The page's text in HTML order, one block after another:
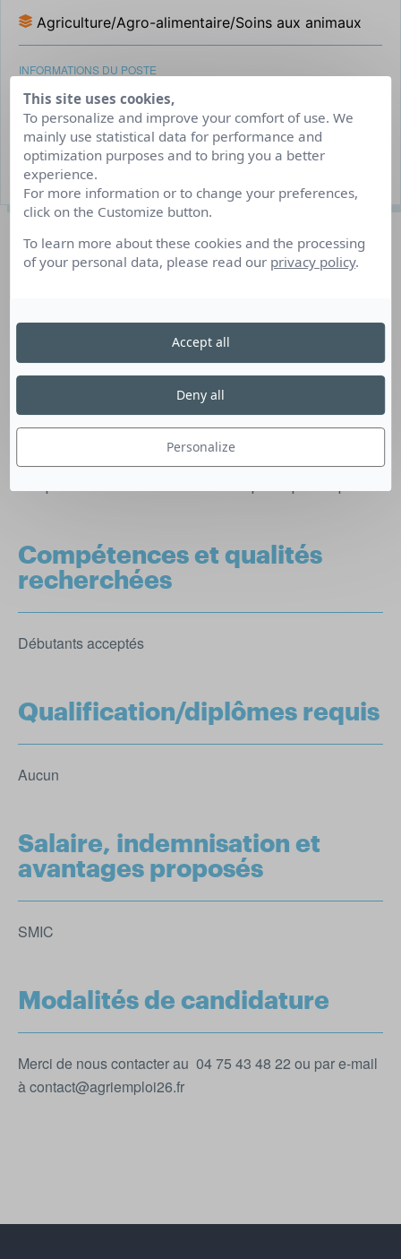
Agriculture/Agro-alimentaire/Soins aux animaux
INFORMATIONS DU POSTE
Job d’été/job hiver
Du 15/08/2025 30/09/2025
20 poste(s) à pourvoir
Description du poste
adhérents sur la commune de Vercheny 20 personnes
pour la prospection de la flavescence dorée. La mission
consiste à marcher dans les parcelles de vignes afin de
détecter les vignes atteintes de la maladie « flavescence
dorée ».
Les repas et le logement ne sont pas fournis.
Compétences et qualités
recherchées
Débutants acceptés
Qualification/diplômes requis
Aucun
Salaire, indemnisation et
avantages proposés
SMIC
Modalités de candidature
Merci de nous contacter au 04 75 43 48 22 ou par e-mail
à contact@agriemploi26.fr
This site uses cookies,
To personalize and improve your comfort of use. We
mainly use statistical data for performance and
optimization purposes and to bring you a better
experience.
For more information or to change your preferences,
click on the Customize button.
To learn more about these cookies and the processing
of your personal data, please read our privacy policy.
Personalize
Deny all
Accept all